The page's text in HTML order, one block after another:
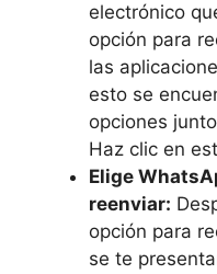
‌electrónico
opción para
las
esto se
opciones
Haz clic en
Elige
reenviar:
opción para
se te